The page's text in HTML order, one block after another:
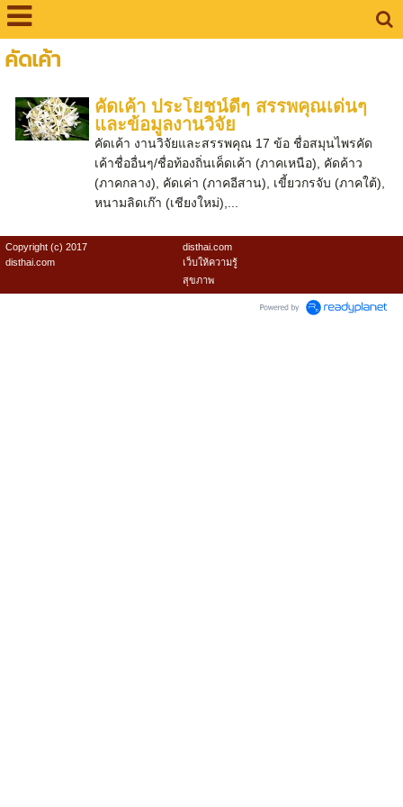
คัดเค้า
คัดเค้า ประโยชน์ดีๆ สรรพคุณเด่นๆ
และข้อมูลงานวิจัย
คัดเค้า งานวิจัยและสรรพคุณ 17 ข้อ ชื่อสมุนไพรคัด
เค้าชื่ออื่นๆ/ชื่อท้องถิ่นเค็ดเค้า (ภาคเหนือ), คัดค้าว
(ภาคกลาง), คัดเค่า (ภาคอีสาน), เขี้ยวกรจับ (ภาคใต้),
หนามลิดเก๊า (เชียงใหม่),...
Copyright (c) 2017
disthai.com
disthai.com
เว็บให้ความรู้
สุขภาพ